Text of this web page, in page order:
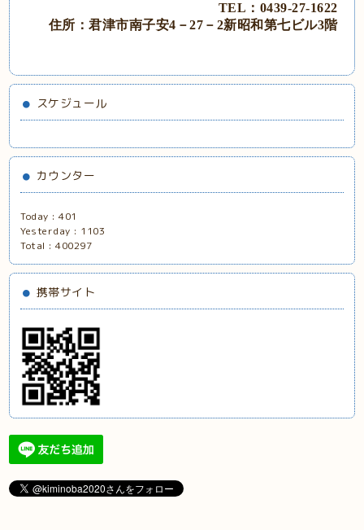
TEL：0439‐27‐1622
住所：君津市南子安4－27－2新昭和第七ビル3階
スケジュール
カウンター
Today :401
Yesterday : 1103
Total :400297
携帯サイト